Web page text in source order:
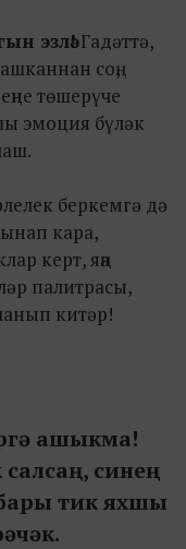
эзлә!Гадәттә,
соң,
төшерүче
эмоция бүләк
беркемгә дә
кара,
керт, яңа
палитрасы,
китәр!
ашыкма!
синең
тик яхшы